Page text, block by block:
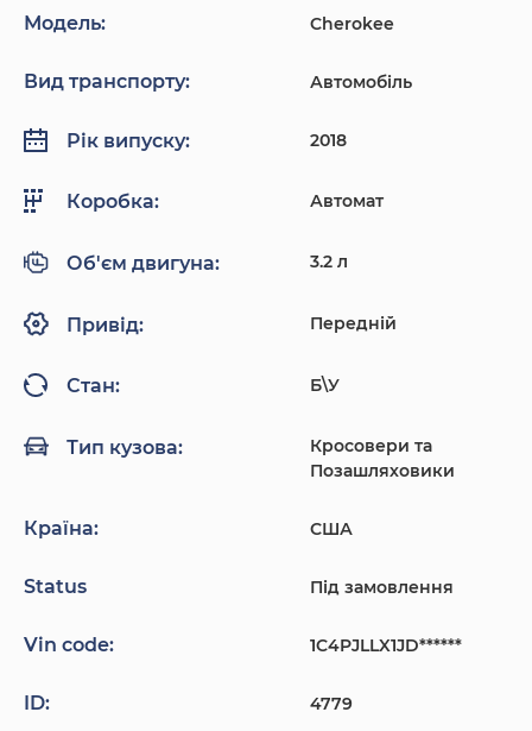
Модель: Cherokee
Вид транспорту: Автомобіль
Рік випуску: 2018
Коробка: Автомат
Об'єм двигуна: 3.2 л
Привід: Передній
Стан: Б\У
Тип кузова:
Кросовери та
Позашляховики
Країна: США
Status Під замовлення
Vin code: 1C4PJLLX1JD******
ID: 4779